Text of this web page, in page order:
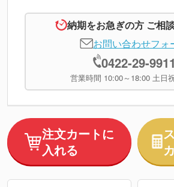
納期をお急ぎの方 ご相
お問い合わせフォ
0422-29-9911
営業時間 10:00～18:00 土日
注文カートに
入れる